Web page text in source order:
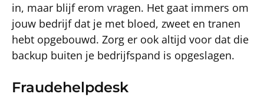
in, maar blijf erom vragen. Het gaat immers om
jouw bedrijf dat je met bloed, zweet en tranen
hebt opgebouwd. Zorg er ook altijd voor dat die
backup buiten je bedrijfspand is opgeslagen.
Fraudehelpdesk